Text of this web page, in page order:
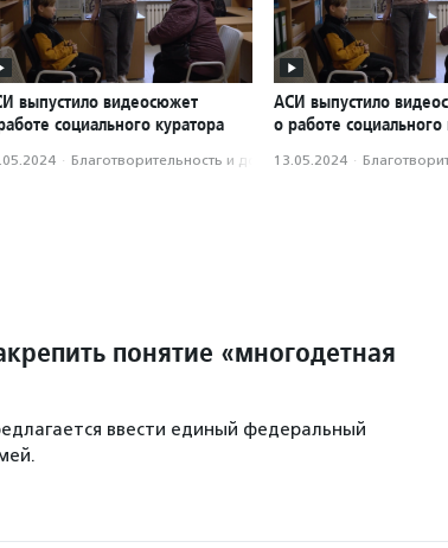
выпустило видеосюжет
социального куратора
· Благотвори­тель­ность и доброволь­чест­во
АСИ выпустило
о работе социального
13.05.2024 ·
понятие «многодетная
ввести единый федеральный